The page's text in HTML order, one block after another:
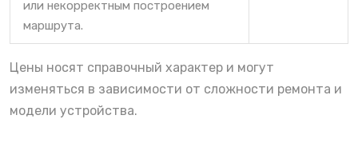
или некорректным построением
маршрута.
Цены носят справочный характер и могут
изменяться в зависимости от сложности ремонта и
модели устройства.